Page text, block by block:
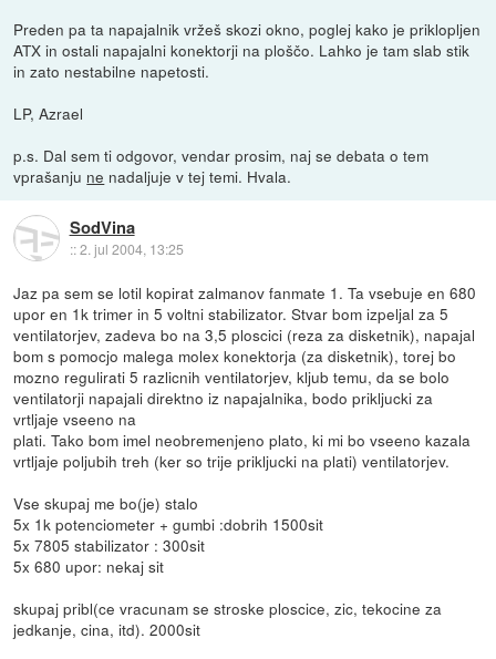
Preden pa ta napajalnik vržeš skozi okno, poglej kako je priklopljen
ATX in ostali napajalni konektorji na ploščo. Lahko je tam slab stik
in zato nestabilne napetosti.
LP, Azrael
p.s. Dal sem ti odgovor, vendar prosim, naj se debata o tem
vprašanju ne nadaljuje v tej temi. Hvala.
SodVina
::2. jul 2004, 13:25
Jaz pa sem se lotil kopirat zalmanov fanmate 1. Ta vsebuje en 680
upor en 1k trimer in 5 voltni stabilizator. Stvar bom izpeljal za 5
ventilatorjev, zadeva bo na 3,5 ploscici (reza za disketnik), napajal
bom s pomocjo malega molex konektorja (za disketnik), torej bo
mozno regulirati 5 razlicnih ventilatorjev, kljub temu, da se bolo
ventilatorji napajali direktno iz napajalnika, bodo prikljucki za
vrtljaje vseeno na
plati. Tako bom imel neobremenjeno plato, ki mi bo vseeno kazala
vrtljaje poljubih treh (ker so trije prikljucki na plati) ventilatorjev.
Vse skupaj me bo(je) stalo
5x 1k potenciometer + gumbi :dobrih 1500sit
5x 7805 stabilizator : 300sit
5x 680 upor: nekaj sit
skupaj pribl(ce vracunam se stroske ploscice, zic, tekocine za
jedkanje, cina, itd). 2000sit